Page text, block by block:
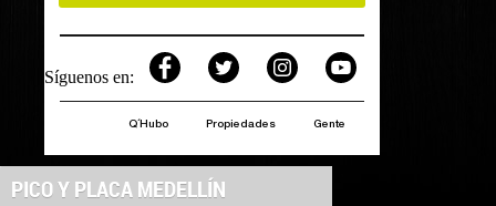
Síguenos en:
Q´Hubo Propiedades Gente
PICO Y PLACA MEDELLÍN